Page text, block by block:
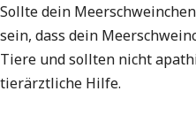
Sollte dein
sein, dass dein
Tiere und sollten nicht
tierärztliche Hilfe.